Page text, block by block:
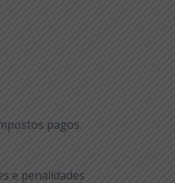
pagos.
e penalidades